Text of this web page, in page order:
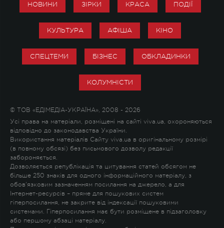
НОВИНИ ЗІРКИ КРАСА ПОДІЇ
КУЛЬТУРА АФІША КІНО
СПЕЦТЕМИ БІЗНЕС ОБКЛАДИНКИ
КОЛУМНІСТИ
© ТОВ «ЕДІМЕДІА-УКРАЇНА», 2008 - 2026
Усі права на матеріали, розміщені на сайті viva.ua, охороняються
відповідно до законодавства України.
Використання матеріалів Сайту viva.ua в оригінальному розмірі
(в повному обсязі) без письмового дозволу редакції
забороняється.
Дозволяється републікація та цитування статей обсягом не
більше 250 знаків для одного інформаційного матеріалу, з
обов'язковим зазначенням посилання на джерело, а для
Інтернет-ресурсів – пряме для пошукових систем
гіперпосилання, не закрите від індексації пошуковими
системами. Гіперпосилання має бути розміщене в підзаголовку
або першому абзаці матеріалу.